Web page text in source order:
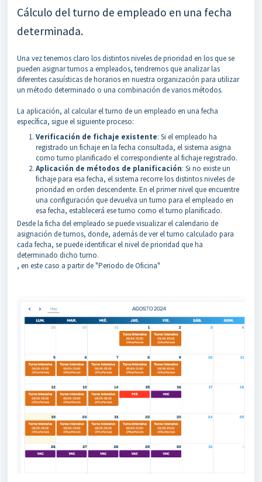
Cálculo del turno de empleado en una fecha
determinada.
Una vez tenemos claro los distintos niveles de prioridad en los que se
pueden asignar turnos a empleados, tendremos que analizar las
diferentes casuísticas de horarios en nuestra organización para utilizar
un método determinado o una combinación de varios métodos.
La aplicación, al calcular el turno de un empleado en una fecha
específica, sigue el siguiente proceso:
Verificación de fichaje existente: Si el empleado ha
registrado un fichaje en la fecha consultada, el sistema asigna
como turno planificado el correspondiente al fichaje registrado.
Aplicación de métodos de planificación: Si no existe un
fichaje para esa fecha, el sistema recorre los distintos niveles de
prioridad en orden descendente. En el primer nivel que encuentre
una configuración que devuelva un turno para el empleado en
esa fecha, establecerá ese turno como el turno planificado.
Desde la ficha del empleado se puede visualizar el calendario de
asignación de turnos, donde, además de ver el turno calculado para
cada fecha, se puede identificar el nivel de prioridad que ha
determinado dicho turno.
, en este caso a partir de "Periodo de Oficina"